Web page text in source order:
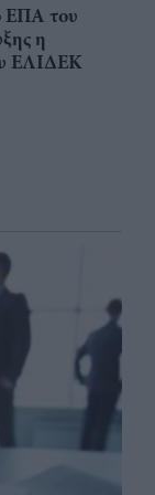
ΕΠΑ του
η
ΕΛΙΔΕΚ